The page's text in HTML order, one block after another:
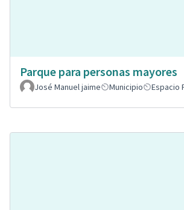
Parque para personas mayores
José Manuel jaime
Municipio Espacio